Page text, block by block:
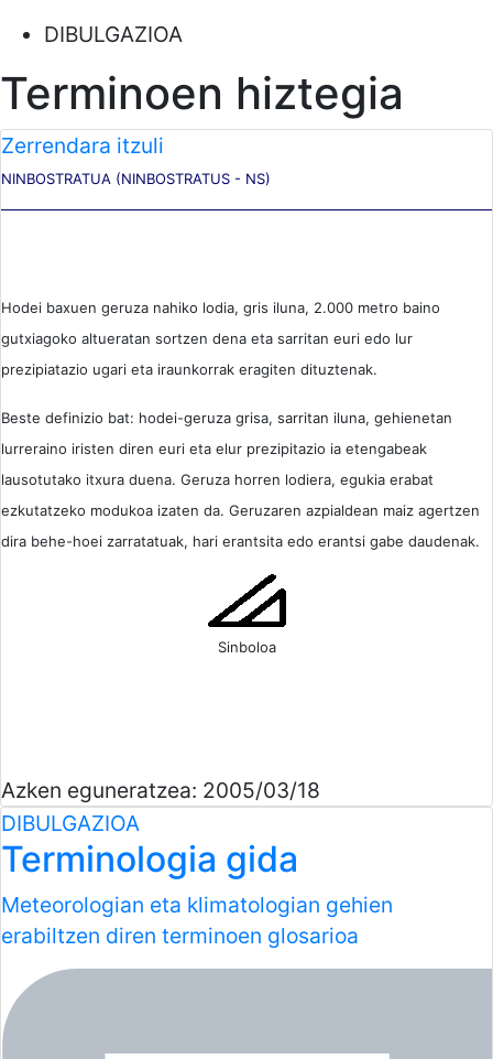
DIBULGAZIOA
Terminoen hiztegia
Zerrendara itzuli
NINBOSTRATUA (NINBOSTRATUS - NS)
Hodei baxuen geruza nahiko lodia, gris iluna, 2.000 metro baino
gutxiagoko altueratan sortzen dena eta sarritan euri edo lur
prezipiatazio ugari eta iraunkorrak eragiten dituztenak.
Beste definizio bat: hodei-geruza grisa, sarritan iluna, gehienetan
lurreraino iristen diren euri eta elur prezipitazio ia etengabeak
lausotutako itxura duena. Geruza horren lodiera, egukia erabat
ezkutatzeko modukoa izaten da. Geruzaren azpialdean maiz agertzen
dira behe-hoei zarratatuak, hari erantsita edo erantsi gabe daudenak.
Sinboloa
Azken eguneratzea: 2005/03/18
DIBULGAZIOA
Terminologia gida
Meteorologian eta klimatologian gehien
erabiltzen diren terminoen glosarioa